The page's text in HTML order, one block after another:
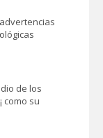
de los
como su